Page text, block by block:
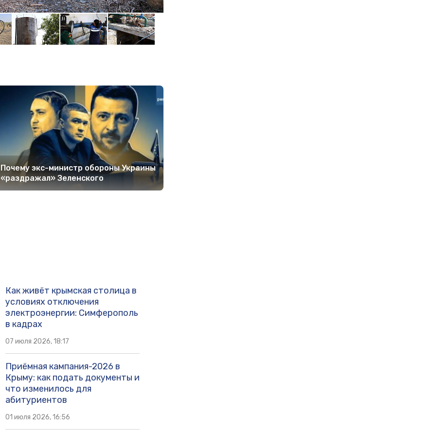
Почему экс-министр обороны Украины
«раздражал» Зеленского
Как живёт крымская столица в
условиях отключения
электроэнергии: Симферополь
в кадрах
07 июля 2026, 18:17
Приёмная кампания-2026 в
Крыму: как подать документы и
что изменилось для
абитуриентов
01 июля 2026, 16:56